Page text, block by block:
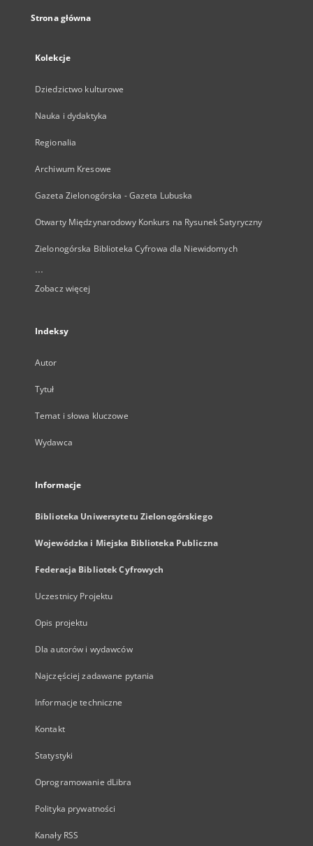
Strona główna
Kolekcje
Dziedzictwo kulturowe
Nauka i dydaktyka
Regionalia
Archiwum Kresowe
Gazeta Zielonogórska - Gazeta Lubuska
Otwarty Międzynarodowy Konkurs na Rysunek Satyryczny
Zielonogórska Biblioteka Cyfrowa dla Niewidomych
...
Zobacz więcej
Indeksy
Autor
Tytuł
Temat i słowa kluczowe
Wydawca
Informacje
Biblioteka Uniwersytetu Zielonogórskiego
Wojewódzka i Miejska Biblioteka Publiczna
Federacja Bibliotek Cyfrowych
Uczestnicy Projektu
Opis projektu
Dla autorów i wydawców
Najczęściej zadawane pytania
Informacje techniczne
Kontakt
Statystyki
Oprogramowanie dLibra
Polityka prywatności
Kanały RSS